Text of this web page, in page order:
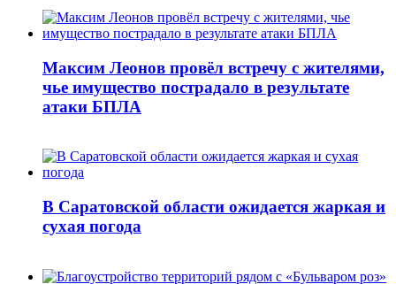
Максим Леонов провёл встречу с жителями,
чье имущество пострадало в результате
атаки БПЛА
В Саратовской области ожидается жаркая и
сухая погода